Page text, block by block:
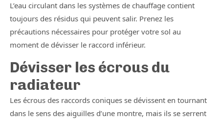
L’eau circulant dans les systèmes de chauffage contient
toujours des résidus qui peuvent salir. Prenez les
précautions nécessaires pour protéger votre sol au
moment de dévisser le raccord inférieur.
Dévisser les écrous du
radiateur
Les écrous des raccords coniques se dévissent en tournant
dans le sens des aiguilles d’une montre, mais ils se serrent